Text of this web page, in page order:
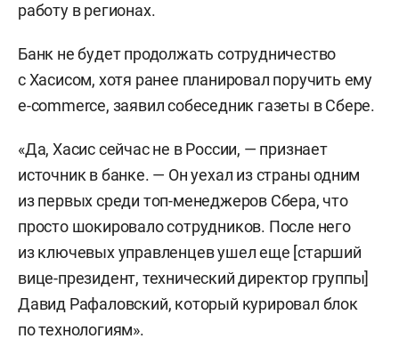
работу в регионах.
Банк не будет продолжать сотрудничество
с Хасисом, хотя ранее планировал поручить ему
e-commerce, заявил собеседник газеты в Сбере.
«Да, Хасис сейчас не в России, — признает
источник в банке. — Он уехал из страны одним
из первых среди топ-менеджеров Сбера, что
просто шокировало сотрудников. После него
из ключевых управленцев ушел еще [старший
вице-президент, технический директор группы]
Давид Рафаловский, который курировал блок
по технологиям».